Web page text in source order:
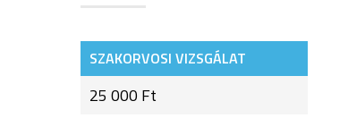
SZAKORVOSI VIZSGÁLAT
25 000 Ft